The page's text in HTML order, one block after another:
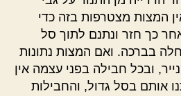
המצות מצטרפות בזה כדי
כך חזר ונתנם לתוך סל
בברכה. ואם המצות נתונות
ובכל חבילה בפני עצמה אין
אותם בסל גדול, והחבילות